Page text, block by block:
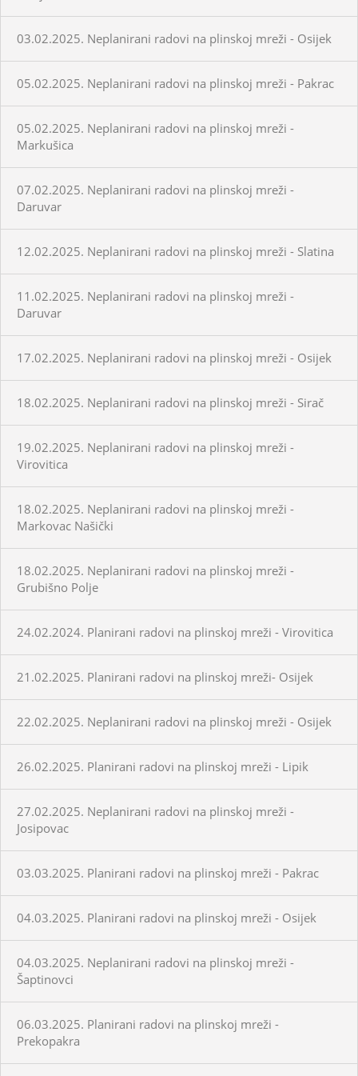
03.02.2025. Neplanirani radovi na plinskoj mreži - Osijek
05.02.2025. Neplanirani radovi na plinskoj mreži - Pakrac
05.02.2025. Neplanirani radovi na plinskoj mreži -
Markušica
07.02.2025. Neplanirani radovi na plinskoj mreži -
Daruvar
12.02.2025. Neplanirani radovi na plinskoj mreži - Slatina
11.02.2025. Neplanirani radovi na plinskoj mreži -
Daruvar
17.02.2025. Neplanirani radovi na plinskoj mreži - Osijek
18.02.2025. Neplanirani radovi na plinskoj mreži - Sirač
19.02.2025. Neplanirani radovi na plinskoj mreži -
Virovitica
18.02.2025. Neplanirani radovi na plinskoj mreži -
Markovac Našički
18.02.2025. Neplanirani radovi na plinskoj mreži -
Grubišno Polje
24.02.2024. Planirani radovi na plinskoj mreži - Virovitica
21.02.2025. Planirani radovi na plinskoj mreži- Osijek
22.02.2025. Neplanirani radovi na plinskoj mreži - Osijek
26.02.2025. Planirani radovi na plinskoj mreži - Lipik
27.02.2025. Neplanirani radovi na plinskoj mreži -
Josipovac
03.03.2025. Planirani radovi na plinskoj mreži - Pakrac
04.03.2025. Planirani radovi na plinskoj mreži - Osijek
04.03.2025. Neplanirani radovi na plinskoj mreži -
Šaptinovci
06.03.2025. Planirani radovi na plinskoj mreži -
Prekopakra